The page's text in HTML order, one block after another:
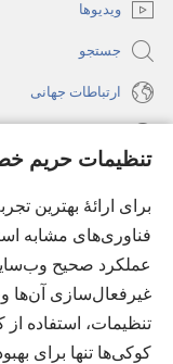
تنظیمات حریم
فناوری‌های مشابه
عملکرد صحیح
غیرفعال‌سازی آن‌ها
تنظیمات، استفاده از
کوکی‌ها تنها برای
می‌شود)ویدیوها
جستجو
ارتباطات جهانی
(پنجره‌ای
جدید
می‌شود)
کتابخانهٔ آنلاین
(پنجره‌ای
جدید
می‌شود)
JW Hub
®
(پنجره‌ای
®
JW Library